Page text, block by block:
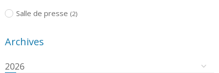
Salle de presse (2)
Archives
2026